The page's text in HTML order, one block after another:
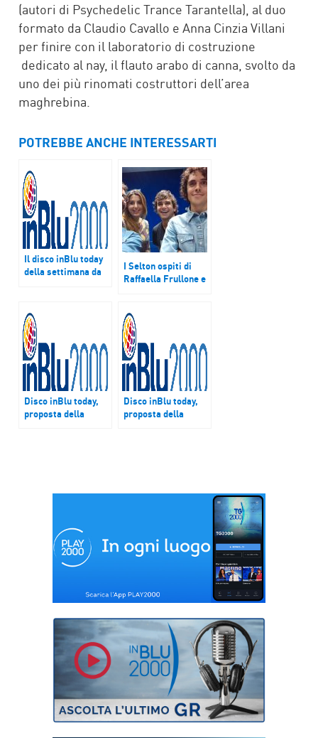
(autori di Psychedelic Trance Tarantella), al duo
formato da Claudio Cavallo e Anna Cinzia Villani
per finire con il laboratorio di costruzione
dedicato al nay, il flauto arabo di canna, svolto da
uno dei più rinomati costruttori dell’area
maghrebina.
POTREBBE ANCHE INTERESSARTI
Il disco inBlu today
della settimana da
Levante
I Selton ospiti di
Raffaella Frullone e
Ascolta l’intervista
Disco inBlu today,
proposta della
Disco inBlu today,
proposta della